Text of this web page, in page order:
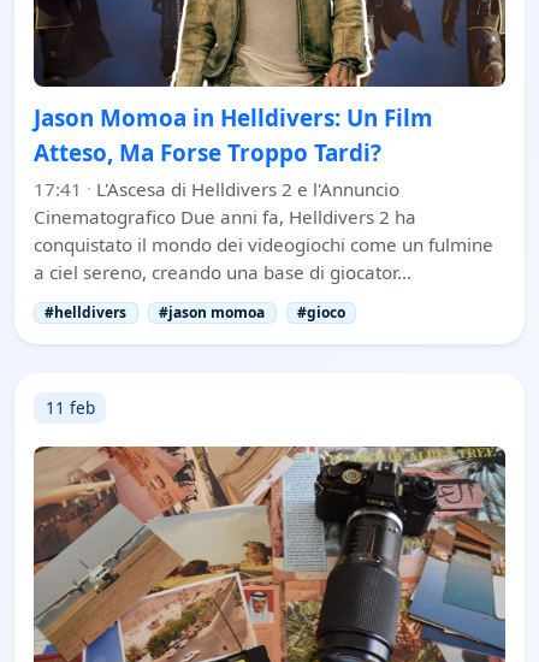
Jason Momoa in Helldivers: Un Film
Atteso, Ma Forse Troppo Tardi?
17:41 · L'Ascesa di Helldivers 2 e l'Annuncio
Cinematografico Due anni fa, Helldivers 2 ha
conquistato il mondo dei videogiochi come un fulmine
a ciel sereno, creando una base di giocator…
#helldivers #jason momoa #gioco
11 feb